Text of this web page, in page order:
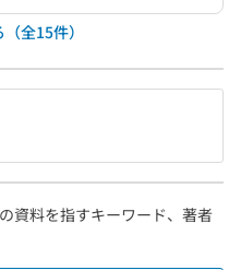
全15件）
資料を指すキーワード、著者